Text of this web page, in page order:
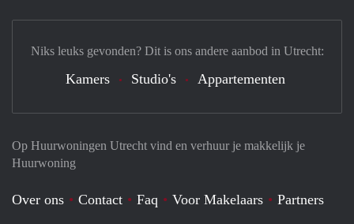
Op Huurwoningen Utrecht vind en verhuur je makkelijk je
Huurwoning
Over ons Contact Faq Voor Makelaars
Partners
Niks leuks gevonden? Dit is ons andere aanbod in Utrecht:
Kamers Studio's Appartementen